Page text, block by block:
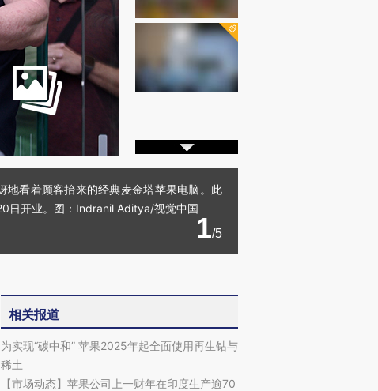
地看着顾客抬来的经典麦金塔苹果电脑。此
日开业。图：Indranil Aditya/视觉中国
1/5
相关报道
为实现“碳中和” 苹果2025年起全面使用再生钴与
稀土
【市场动态】苹果公司上一财年在印度生产逾70